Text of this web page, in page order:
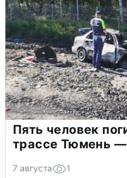
Пять человек
трассе Тюмень —
7 августа 1